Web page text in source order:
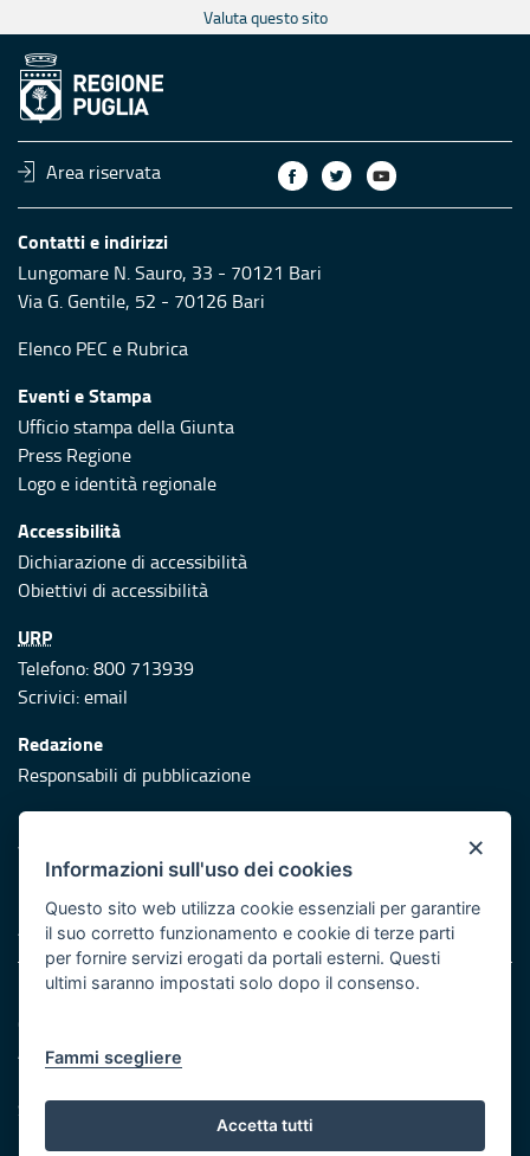
Valuta questo sito
Area riservata
Contatti e indirizzi
Lungomare N. Sauro, 33 - 70121 Bari
Via G. Gentile, 52 - 70126 Bari
Elenco PEC e Rubrica
Eventi e Stampa
Ufficio stampa della Giunta
Press Regione
Logo e identità regionale
Accessibilità
Dichiarazione di accessibilità
Obiettivi di accessibilità
URP
Telefono: 800 713939
Scrivici:email
Redazione
Responsabili di pubblicazione
Protezione civile
Vai al sito di Protezione Civile Puglia
Iniziativa finanziata con risorse del POR Puglia 2014/2020 -
Asse XI
Note legali
Cookie e privacy
Atti di notifica
Servizi Intranet
×
Informazioni sull'uso dei cookies
Questo sito web utilizza cookie essenziali per garantire
il suo corretto funzionamento e cookie di terze parti
per fornire servizi erogati da portali esterni. Questi
ultimi saranno impostati solo dopo il consenso.
Fammi scegliere
Accetta tutti